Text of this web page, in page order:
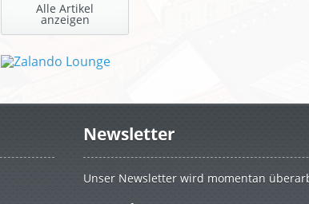
Alle Artikel
anzeigen
Newsletter
Unser Newsletter wird momentan